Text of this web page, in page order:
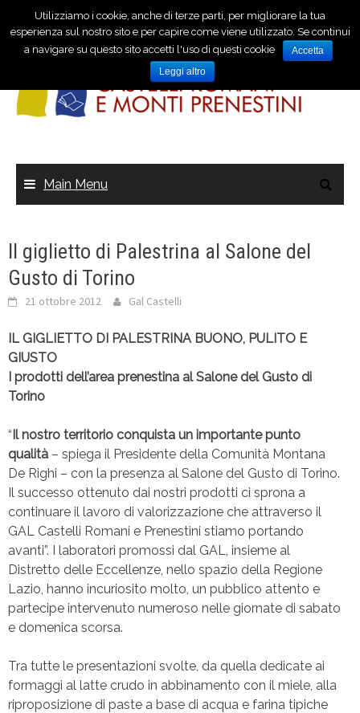
Main Menu
Il giglietto di Palestrina al Salone del
Gusto di Torino
21 ottobre 2012 Gal Castelli
IL GIGLIETTO DI PALESTRINA BUONO, PULITO E
GIUSTO
I prodotti dell’area prenestina al Salone del Gusto di
Torino
“Il nostro territorio conquista un importante punto
qualità – spiega il Presidente della Comunità Montana
De Righi – con la presenza al Salone del Gusto di Torino.
Il successo ottenuto dai nostri prodotti ci sprona a
continuare il lavoro di valorizzazione che attraverso il
GAL Castelli Romani e Prenestini stiamo portando
avanti”. I laboratori promossi dal GAL, insieme al
Distretto delle Eccellenze, nello spazio della Regione
Lazio, hanno incuriosito molto, un pubblico attento e
partecipe intervenuto numeroso nelle giornate di sabato
e domenica scorsa.
Tra tutte le presentazioni svolte, da quella dedicate ai
formaggi al latte crudo in abbinamento con il miele, alla
riproposizione di paste a base di acqua e farina tipiche
Utilizziamo i cookie, anche di terze parti, per migliorare la tua
esperienza sul nostro sito e per capire come viene utilizzato. Se continui
a navigare su questo sito accetti l'uso di questi cookie
Accetta
Leggi altro